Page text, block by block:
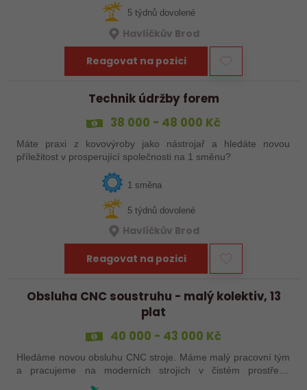
5 týdnů dovolené
Havlíčkův Brod
Reagovat na pozici
Technik údržby forem
38 000 - 48 000 Kč
Máte praxi z kovovýroby jako nástrojař a hledáte novou
příležitost v prosperující společnosti na 1 směnu?
1 směna
5 týdnů dovolené
Havlíčkův Brod
Reagovat na pozici
Obsluha CNC soustruhu - malý kolektiv, 13
plat
40 000 - 43 000 Kč
Hledáme novou obsluhu CNC stroje. Máme malý pracovní tým
a pracujeme na moderních strojích v čistém prostředí.